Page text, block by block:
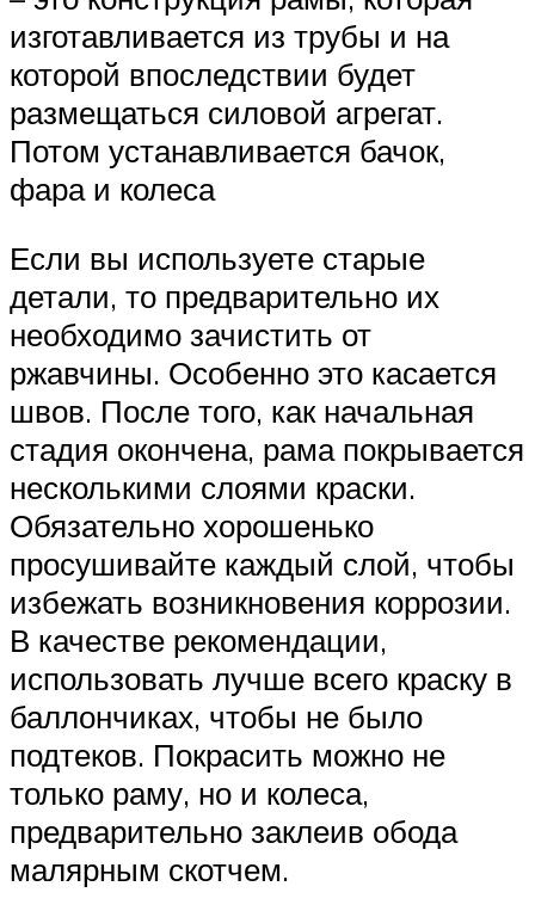
изготавливается из трубы и на
которой впоследствии будет
размещаться силовой агрегат.
Потом устанавливается бачок,
фара и колеса
Если вы используете старые
детали, то предварительно их
необходимо зачистить от
ржавчины. Особенно это касается
швов. После того, как начальная
стадия окончена, рама покрывается
несколькими слоями краски.
Обязательно хорошенько
просушивайте каждый слой, чтобы
избежать возникновения коррозии.
В качестве рекомендации,
использовать лучше всего краску в
баллончиках, чтобы не было
подтеков. Покрасить можно не
только раму, но и колеса,
предварительно заклеив обода
малярным скотчем.